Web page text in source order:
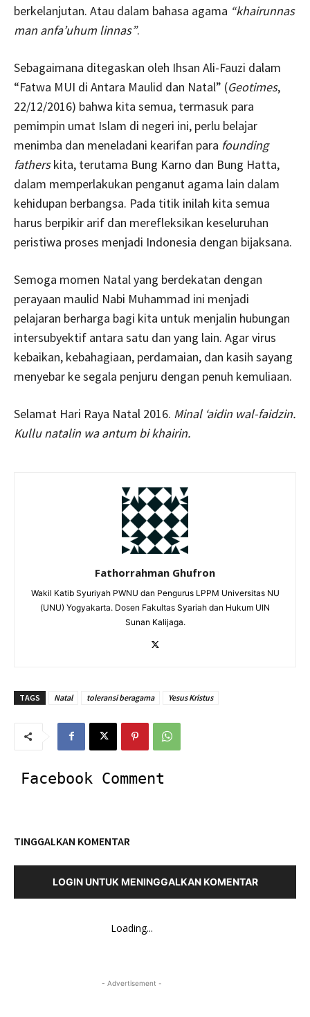
berkelanjutan. Atau dalam bahasa agama “khairunnas
man anfa’uhum linnas”.
Sebagaimana ditegaskan oleh Ihsan Ali-Fauzi dalam
“Fatwa MUI di Antara Maulid dan Natal” (Geotimes,
22/12/2016) bahwa kita semua, termasuk para
pemimpin umat Islam di negeri ini, perlu belajar
menimba dan meneladani kearifan para founding
fatherskita, terutama Bung Karno dan Bung Hatta,
dalam memperlakukan penganut agama lain dalam
kehidupan berbangsa. Pada titik inilah kita semua
harus berpikir arif dan merefleksikan keseluruhan
peristiwa proses menjadi Indonesia dengan bijaksana.
Semoga momen Natal yang berdekatan dengan
perayaan maulid Nabi Muhammad ini menjadi
pelajaran berharga bagi kita untuk menjalin hubungan
intersubyektif antara satu dan yang lain. Agar virus
kebaikan, kebahagiaan, perdamaian, dan kasih sayang
menyebar ke segala penjuru dengan penuh kemuliaan.
Selamat Hari Raya Natal 2016. Minal ‘aidin wal-faidzin.
Kullu natalin wa antum bi khairin.
Fathorrahman Ghufron
Wakil Katib Syuriyah PWNU dan Pengurus LPPM Universitas NU
(UNU) Yogyakarta. Dosen Fakultas Syariah dan Hukum UIN
Sunan Kalijaga.
TAGS Natal toleransi beragama Yesus Kristus
Facebook Comment
TINGGALKAN KOMENTAR
LOGIN UNTUK MENINGGALKAN KOMENTAR
Loading...
- Advertisement -